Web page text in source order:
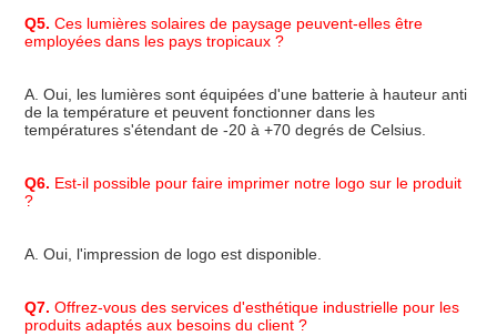
Q5. Ces lumières solaires de paysage peuvent-elles être
employées dans les pays tropicaux ?
A. Oui, les lumières sont équipées d'une batterie à hauteur anti
de la température et peuvent fonctionner dans les
températures s'étendant de -20 à +70 degrés de Celsius.
Q6. Est-il possible pour faire imprimer notre logo sur le produit
?
A. Oui, l'impression de logo est disponible.
Q7. Offrez-vous des services d'esthétique industrielle pour les
produits adaptés aux besoins du client ?